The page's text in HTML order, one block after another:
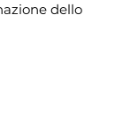
dello